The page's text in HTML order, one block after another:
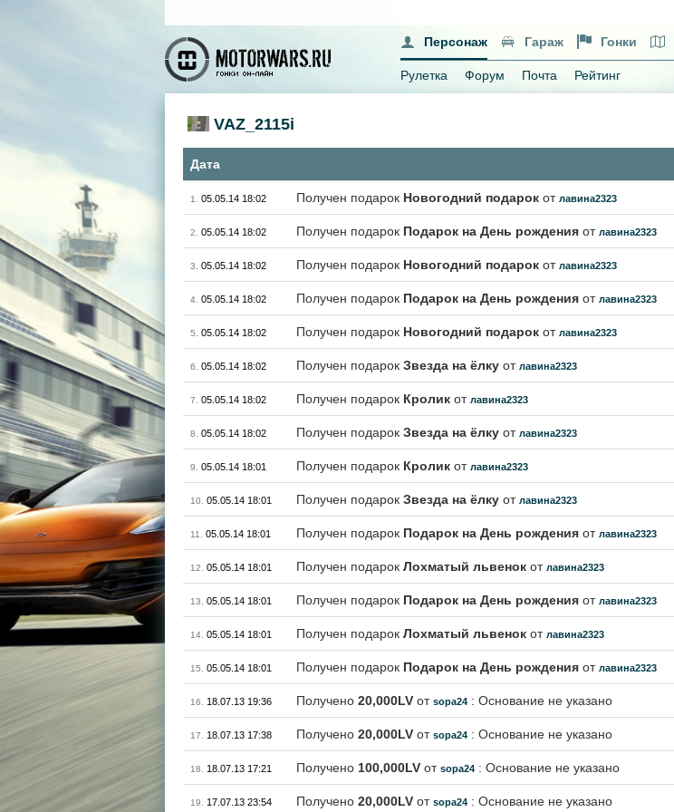
Персонаж
Гараж Гонки
Рулетка Форум Почта Рейтинг
VAZ_2115i
Дата
1. 05.05.14 18:02 Получен подарок Новогодний подарок от лавина2323
2. 05.05.14 18:02 Получен подарок Подарок на День рождения от лавина2323
3. 05.05.14 18:02 Получен подарок Новогодний подарок от лавина2323
4. 05.05.14 18:02 Получен подарок Подарок на День рождения от лавина2323
5. 05.05.14 18:02 Получен подарок Новогодний подарок от лавина2323
6. 05.05.14 18:02 Получен подарок Звезда на ёлку от лавина2323
7. 05.05.14 18:02 Получен подарок Кролик от лавина2323
8. 05.05.14 18:02 Получен подарок Звезда на ёлку от лавина2323
9. 05.05.14 18:01 Получен подарок Кролик от лавина2323
10. 05.05.14 18:01 Получен подарок Звезда на ёлку от лавина2323
11. 05.05.14 18:01 Получен подарок Подарок на День рождения от лавина2323
12. 05.05.14 18:01 Получен подарок Лохматый львенок от лавина2323
13. 05.05.14 18:01 Получен подарок Подарок на День рождения от лавина2323
14. 05.05.14 18:01 Получен подарок Лохматый львенок от лавина2323
15. 05.05.14 18:01 Получен подарок Подарок на День рождения от лавина2323
16. 18.07.13 19:36 Получено 20,000LV от sopa24 : Основание не указано
17. 18.07.13 17:38 Получено 20,000LV от sopa24 : Основание не указано
18. 18.07.13 17:21 Получено 100,000LV от sopa24 : Основание не указано
19. 17.07.13 23:54 Получено 20,000LV от sopa24 : Основание не указано